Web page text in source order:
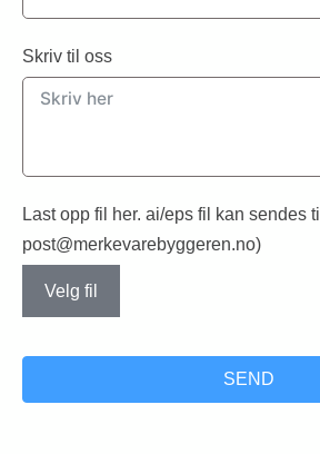
Skriv til oss
Last opp fil her. ai/eps fil kan sendes til
post@merkevarebyggeren.no)
Velg fil
SEND